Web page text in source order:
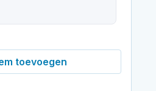
toevoegen